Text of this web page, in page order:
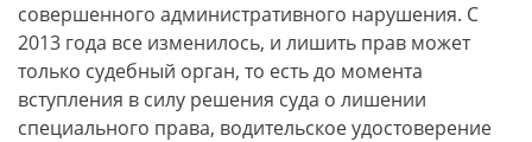
совершенного административного нарушения. С
2013 года все изменилось, и лишить прав может
только судебный орган, то есть до момента
вступления в силу решения суда о лишении
специального права, водительское удостоверение